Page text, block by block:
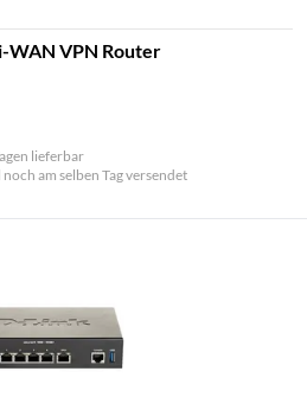
WAN VPN Router
lieferbar
am selben Tag versendet